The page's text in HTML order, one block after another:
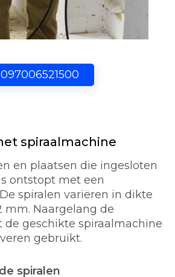
097006521500
spiraalmachine
en plaatsen die ingesloten
ontstopt met een
spiralen variëren in dikte
mm. Naargelang de
de geschikte spiraalmachine
gebruikt.
spiralen